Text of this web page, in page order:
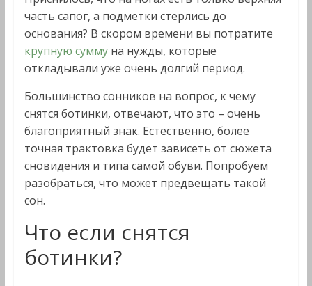
часть сапог, а подметки стерлись до
основания? В скором времени вы потратите
крупную сумму на нужды, которые
откладывали уже очень долгий период.
Большинство сонников на вопрос, к чему
снятся ботинки, отвечают, что это – очень
благоприятный знак. Естественно, более
точная трактовка будет зависеть от сюжета
сновидения и типа самой обуви. Попробуем
разобраться, что может предвещать такой
сон.
Что если снятся
ботинки?